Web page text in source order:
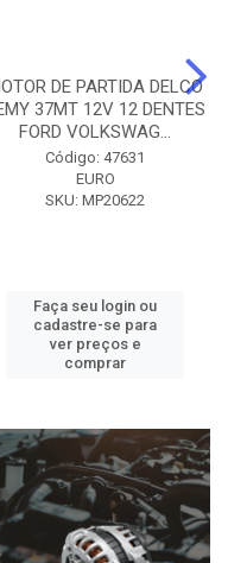
DE PARTIDA DELCO
37MT 12V 12 DENTES
FORD VOLKSWAG...
Código: 47631
EURO
SKU: MP20622
Faça seu login ou
cadastre-se para
ver preços e
comprar